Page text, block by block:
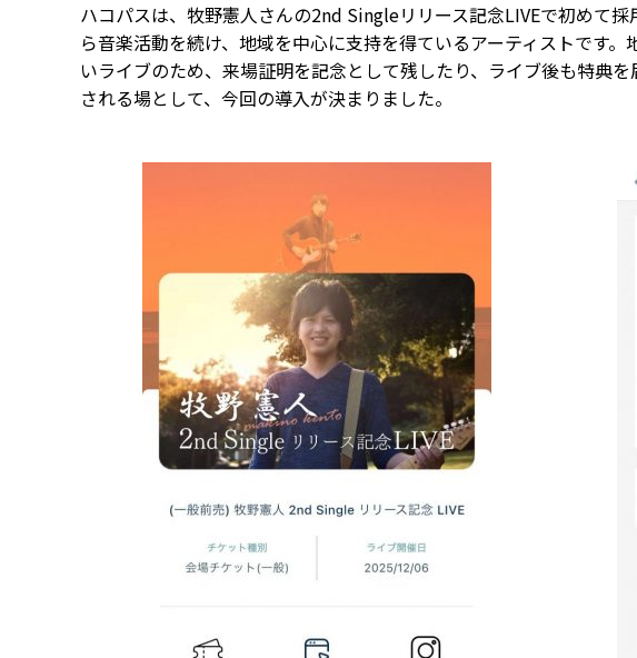
ハコパスは、牧野憲人さんの2nd Singleリリース記念LIVEで初めて
ら音楽活動を続け、地域を中心に支持を得ているアーティストです
いライブのため、来場証明を記念として残したり、ライブ後も特典
される場として、今回の導入が決まりました。